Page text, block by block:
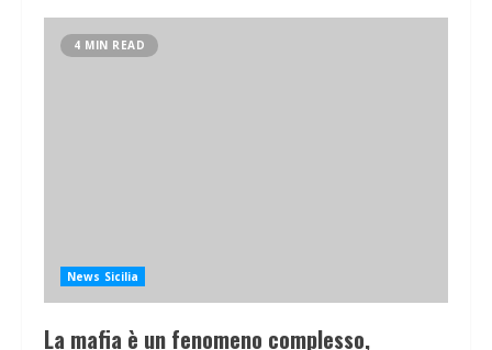
4 MIN READ
News Sicilia
La mafia è un fenomeno complesso,